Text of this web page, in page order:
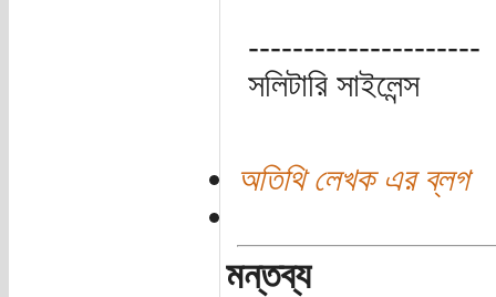
---------------------
সলিটারি সাইলেন্স
অতিথি লেখক এর ব্লগ
মন্তব্য